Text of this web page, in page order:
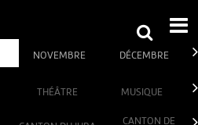
NOVEMBRE DÉCEMBRE
THÉÂTRE MUSIQUE
CANTON DE